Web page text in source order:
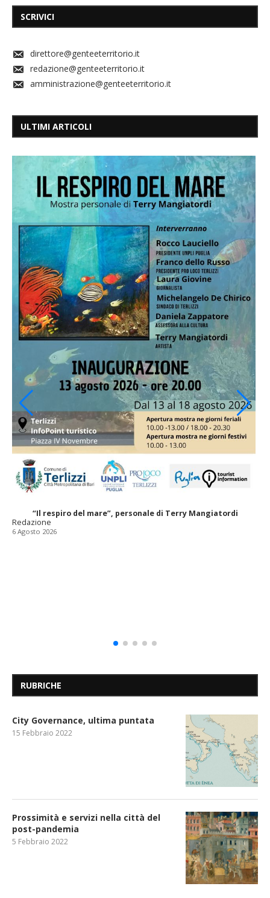
SCRIVICI
direttore@genteeterritorio.it
redazione@genteeterritorio.it
amministrazione@genteeterritorio.it
ULTIMI ARTICOLI
“Il respiro del mare”, personale di Terry Mangiatordi
Redazione
6 Agosto 2026
RUBRICHE
City Governance, ultima puntata
15 Febbraio 2022
Prossimità e servizi nella città del
post-pandemia
5 Febbraio 2022